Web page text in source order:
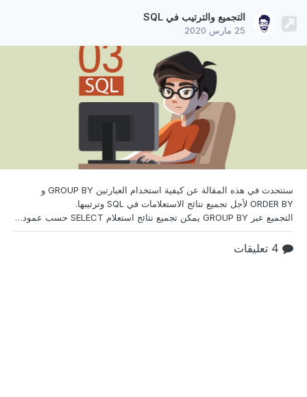
التجميع والترتيب في SQL
25 مارس 2020
سنتحدث في هذه المقالة عن كيفية استخدام العبارتين
GROUP BY و
ORDER BY لأجل تجميع نتائج الاستعلامات في SQL وترتيبها.
التجميع عبر GROUP BY يمكن تجميع نتائج استعلام SELECT حسب عمود واحد أو أكثر باستخدام عبارة ‎GROUP BY‎ والتي تُجمّع كل النتائج التي لها نفس القيمة في الأعمدة المُجمَّعة (grouped columns). وينتج عنها جدول من النتائج الجزئية، بدلًا من إرجاع نتيجة واحدة. يمكن استخدام GROUP BY مع دوال التجميع (aggregation functions) لتحديد كيفية تجميع الأعمدة باستخدام العبارة ‎HAVING‎.